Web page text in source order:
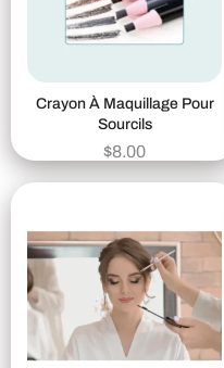
Crayon À Maquillage Pour
Sourcils
$8.00